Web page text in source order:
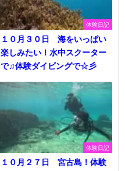
体験日記
１０月３０日 海をいっぱい
楽しみたい！水中スクーター
で♫体験ダイビングで☆彡
体験日記
１０月２７日 宮古島！体験